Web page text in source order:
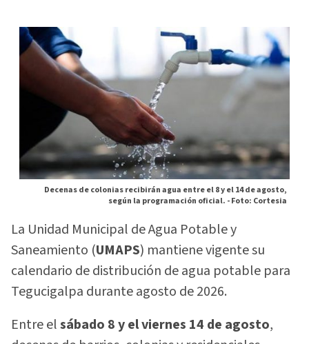
Decenas de colonias recibirán agua entre el 8 y el 14 de agosto,
según la programación oficial. -Foto: Cortesia
La Unidad Municipal de Agua Potable y
Saneamiento (UMAPS) mantiene vigente su
calendario de distribución de agua potable para
Tegucigalpa durante agosto de 2026.
Entre elsábado 8 y el viernes 14 de agosto,